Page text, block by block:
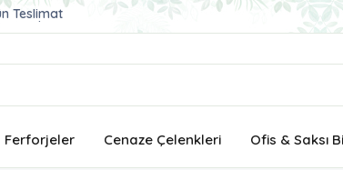
Teslimat
Gönder
Siparişi
Ferforjeler Cenaze Çelenkleri Ofis & Saksı